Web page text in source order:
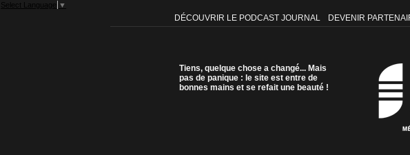
Select Language ▼
DÉCOUVRIR LE PODCAST JOURNAL DEVENIR
Tiens, quelque chose a changé... Mais
pas de panique : le site est entre de
bonnes mains et se refait une beauté !